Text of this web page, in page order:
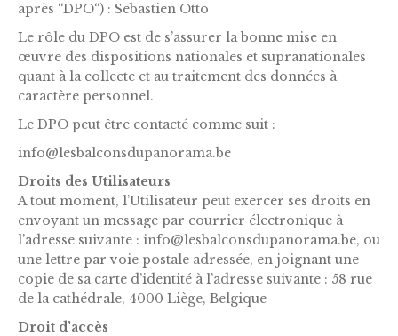
après “DPO“) : Sebastien Otto
Le rôle du DPO est de s’assurer la bonne mise en
œuvre des dispositions nationales et supranationales
quant à la collecte et au traitement des données à
caractère personnel.
Le DPO peut être contacté comme suit :
info@lesbalconsdupanorama.be
Droits des Utilisateurs
A tout moment, l’Utilisateur peut exercer ses droits en
envoyant un message par courrier électronique à
l’adresse suivante : info@lesbalconsdupanorama.be, ou
une lettre par voie postale adressée, en joignant une
copie de sa carte d’identité à l’adresse suivante : 58 rue
de la cathédrale, 4000 Liège, Belgique
Droit d’accès